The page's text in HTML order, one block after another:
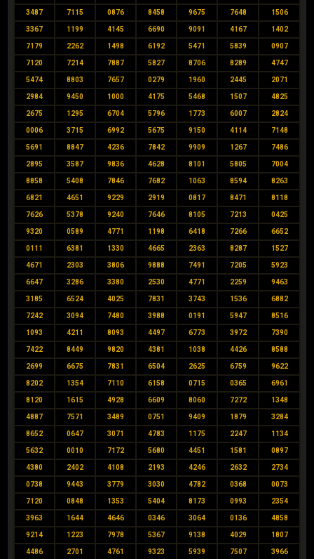
3487 7115 0876 8458 9675 7648 1506
3367 1199 4145 6690 9091 4167 1402
7179 2262 1498 6192 5471 5839 0907
7120 7214 7887 5827 8706 8289 4747
5474 8803 7657 0279 1960 2445 2071
2984 9450 1000 4175 5468 1507 4825
2675 1295 6704 5796 1773 6007 2824
0006 3715 6992 5675 9150 4114 7148
5691 8847 4236 7842 9909 1267 7486
2895 3587 9836 4628 8101 5805 7004
8858 5408 7846 7682 1063 8594 8263
6821 4651 9229 2919 0817 8471 8118
7626 5378 9240 7646 8105 7213 0425
9320 0589 4771 1198 6418 7266 6652
0111 6381 1330 4665 2363 8287 1527
4671 2303 3806 9888 7491 7205 5923
6647 3286 3380 2530 4771 2259 9463
3185 6524 4025 7831 3743 1536 6882
7242 3094 7480 3988 0191 5947 8516
1093 4211 8093 4497 6773 3972 7390
7422 8449 9820 4381 1038 4426 8588
2699 6675 7831 6504 2625 6759 9622
8202 1354 7110 6158 0715 0365 6961
8120 1615 4928 6609 8060 7272 1348
4887 7571 3489 0751 9409 1879 3284
8652 0647 3071 4783 1175 2247 1134
5632 0010 7172 5680 4451 1581 0897
4380 2402 4108 2193 4246 2632 2734
0738 9443 3779 3030 4782 0368 0073
7120 0848 1353 5404 8173 0993 2354
3963 1644 4646 0346 3064 0136 4858
9214 1223 7978 5367 9138 4029 1807
4486 2701 4761 9323 5939 7507 3966